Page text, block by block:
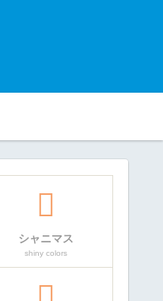
シャニマス
shiny colors